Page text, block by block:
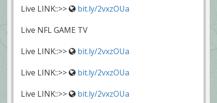
Live LINK::>>
bit.ly/2vxzOUa
Live NFL GAME TV
Live LINK::>>
bit.ly/2vxzOUa
Live LINK::>>
bit.ly/2vxzOUa
Live LINK::>>
bit.ly/2vxzOUa